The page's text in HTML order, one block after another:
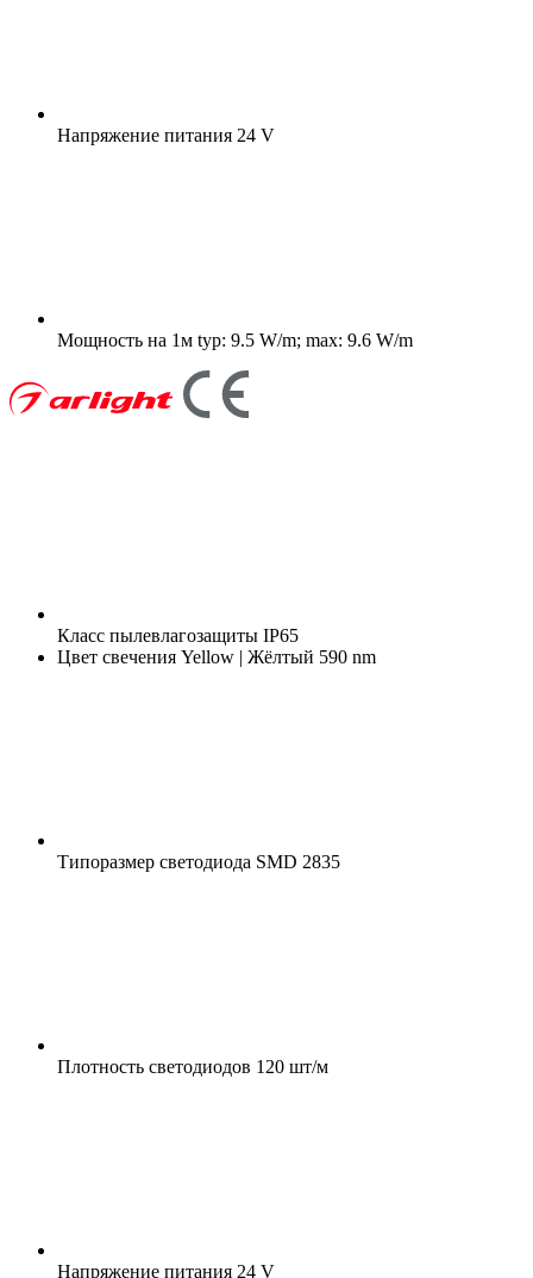
Напряжение питания 24 V
Мощность на 1м typ: 9.5 W/m; max: 9.6 W/m
Класс пылевлагозащиты IP65
Цвет свечения Yellow | Жёлтый 590 nm
Типоразмер светодиода SMD 2835
Плотность светодиодов 120 шт/м
Напряжение питания 24 V